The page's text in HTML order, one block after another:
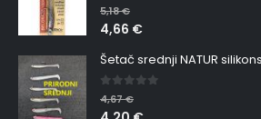
5.00out of 5
5,18€
4,66 €
0 out of 5
4,67€